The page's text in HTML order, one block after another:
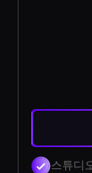
스튜디